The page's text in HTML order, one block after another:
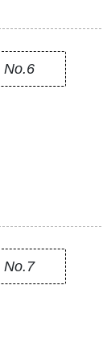
No.6
No.7